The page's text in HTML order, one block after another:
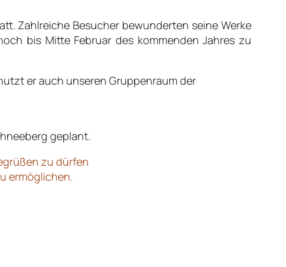
Zahlreiche Besucher bewunderten seine Werke
bis Mitte Februar des kommenden Jahres zu
er auch unseren Gruppenraum der
geplant.
zu dürfen
ermöglichen.